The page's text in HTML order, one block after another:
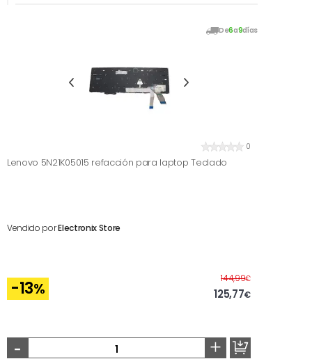
De6a9días
0
Lenovo 5N21K05015 refacción para laptop Teclado
Vendido porElectronix Store
-13%
144,99€Antes
125,77€
- +